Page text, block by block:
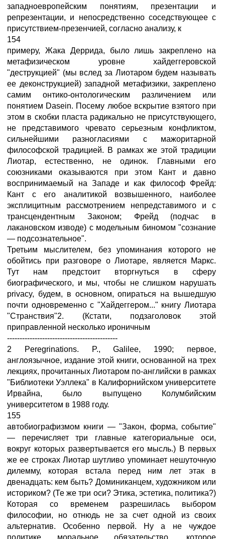
западноевропейским понятиям, презентации и
репрезентации, и непосредственно соседствующее с
присутствием-презенчией, согласно анализу, к
154
примеру, Жака Деррида, было лишь закреплено на
метафизическом уровне хайдеггеровской
"деструкцией" (мы вслед за Лиотаром будем называть
ее деконструкцией) западной метафизики, закреплено
самим онтико-онтологическим различением или
понятием Dasein. Посему любое вскрытие взятого при
этом в скобки пласта радикально не присутствующего,
не представимого чревато серьезным конфликтом,
сильнейшими разногласиями с мажоритарной
философской традицией. В рамках же этой традиции
Лиотар, естественно, не одинок. Главными его
союзниками оказываются при этом Кант и давно
воспринимаемый на Западе и как философ Фрейд:
Кант с его аналитикой возвышенного, наиболее
эксплицитным рассмотрением непредставимого и с
трансцендентным Законом; Фрейд (подчас в
лакановском изводе) с модельным биномом "сознание
— подсознательное".
Третьим мыслителем, без упоминания которого не
обойтись при разговоре о Лиотаре, является Маркс.
Тут нам предстоит вторгнуться в сферу
биографического, и мы, чтобы не слишком нарушать
privacy, будем, в основном, опираться на вышедшую
почти одновременно с "Хайдеггером..." книгу Лиотара
"Странствия"2. (Кстати, подзаголовок этой
приправленной несколько ироничным
--------------------------------------------
2 Peregrinations. P., Galilee, 1990; первое,
англоязычное, издание этой книги, основанной на трех
лекциях, прочитанных Лиотаром по-английски в рамках
"Библиотеки Уэллека" в Калифорнийском университете
Ирвайна, было выпущено Колумбийским
университетом в 1988 году.
155
автобиографизмом книги — "Закон, форма, событие"
— перечисляет три главные категориальные оси,
вокруг которых развертывается его мысль.) В первых
же ее строках Лиотар шутливо упоминает нешуточную
дилемму, которая встала перед ним лет этак в
двенадцать: кем быть? Доминиканцем, художником или
историком? (Те же три оси? Этика, эстетика, политика?)
Которая со временем разрешилась выбором
философии, но отнюдь не за счет одной из своих
альтернатив. Особенно первой. Ну а не чуждое
политике моральное обязательство, которое